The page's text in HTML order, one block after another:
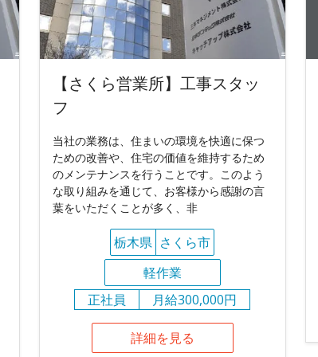
【さくら営業所】工事スタッ
フ
当社の業務は、住まいの環境を快適に保つ
ための改善や、住宅の価値を維持するため
のメンテナンスを行うことです。このよう
な取り組みを通じて、お客様から感謝の言
葉をいただくことが多く、非
栃木県 さくら市
軽作業
正社員
月給300,000円
詳細を見る